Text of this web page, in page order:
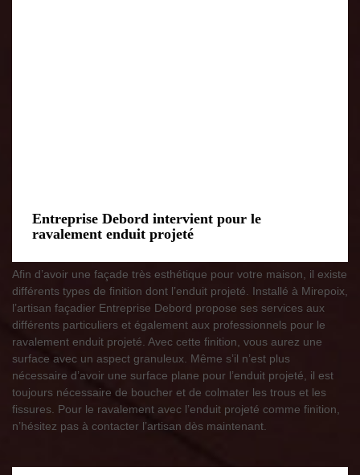
Entreprise Debord intervient pour le
ravalement enduit projeté
Afin d’avoir une façade très esthétique pour votre maison, il existe
différents types de finition dont l’enduit projeté. Installé à Mirepoix,
l’artisan façadier Entreprise Debord propose ses services aux
différents particuliers et également aux professionnels pour le
ravalement enduit projeté. Avec cette finition, vous aurez une
surface avec un aspect granuleux. Même s’il n’est plus
nécessaire d’avoir une surface plane pour l’enduit projeté, il est
toujours nécessaire de boucher et de colmater les trous et les
fissures. Pour le ravalement avec l’enduit projeté comme finition,
n’hésitez pas à contacter l’artisan dès maintenant.